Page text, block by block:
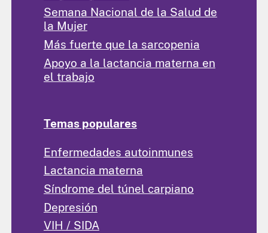
Semana Nacional de la Salud de
la Mujer
Más fuerte que la sarcopenia
Apoyo a la lactancia materna en
el trabajo
Temas populares
Enfermedades autoinmunes
Lactancia materna
Síndrome del túnel carpiano
Depresión
VIH / SIDA